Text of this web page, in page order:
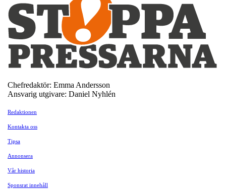
Chefredaktör: Emma Andersson
Ansvarig utgivare: Daniel Nyhlén
Redaktionen
Kontakta oss
Tipsa
Annonsera
Vår historia
Sponsrat innehåll